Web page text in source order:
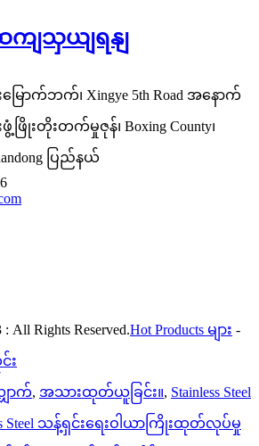
ကျသှယျရနျ
မြောက်ဘက်၊ Xingye 5th Road အနောက်
ဖြိုးတိုးတက်မှုဇုန်၊ Boxing County၊
ပြည်နယ်
All Rights Reserved.Hot Products များ -
း
ာက်, အသားထုတ်ယူခြင်း။, Stainless Steel
Steel သန့်ရှင်းရေးဝါယာကြိုးထုတ်လုပ်မှု